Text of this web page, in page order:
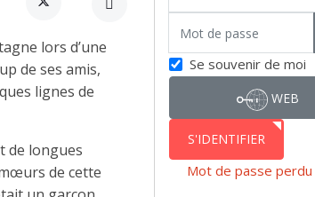
lors d’une
de ses amis,
lignes de
de longues
de cette
Se souvenir de moi
WEB
AUTHENTICATION
S'IDENTIFIER
Mot de passe perdu